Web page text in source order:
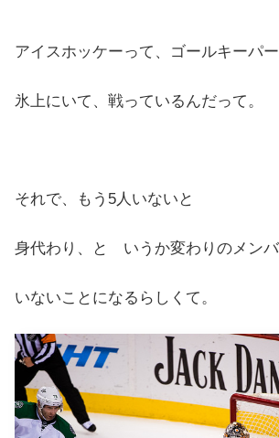
アイスホッケーって、ゴールキーパ
氷上にいて、戦っているんだって。
それで、もう5人いないと
身代わり、と いうか変わりのメン
いないことになるらしくて。